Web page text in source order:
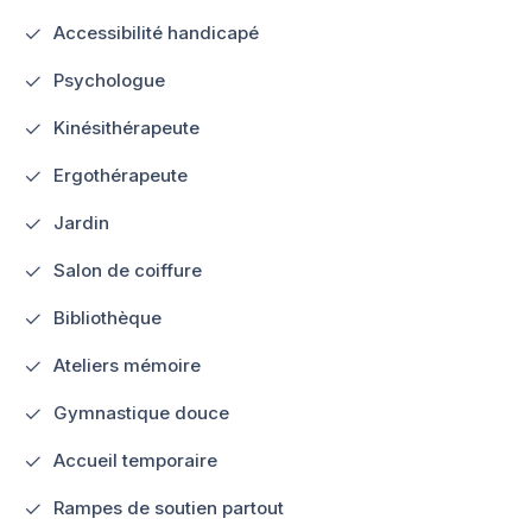
Accessibilité handicapé
Psychologue
Kinésithérapeute
Ergothérapeute
Jardin
Salon de coiffure
Bibliothèque
Ateliers mémoire
Gymnastique douce
Accueil temporaire
Rampes de soutien partout